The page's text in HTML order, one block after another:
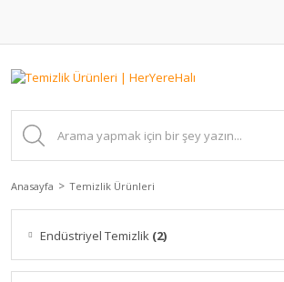
Anasayfa Temizlik Ürünleri
Endüstriyel Temizlik (2)